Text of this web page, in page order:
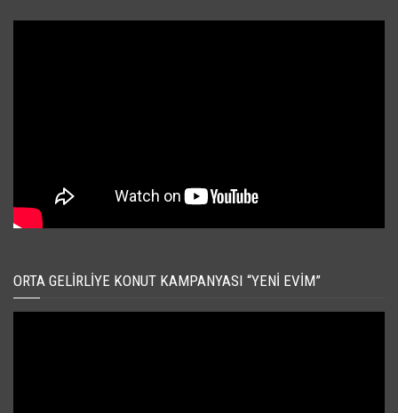
ORTA GELIRLIYE KONUT KAMPANYASI “YENI EVIM”